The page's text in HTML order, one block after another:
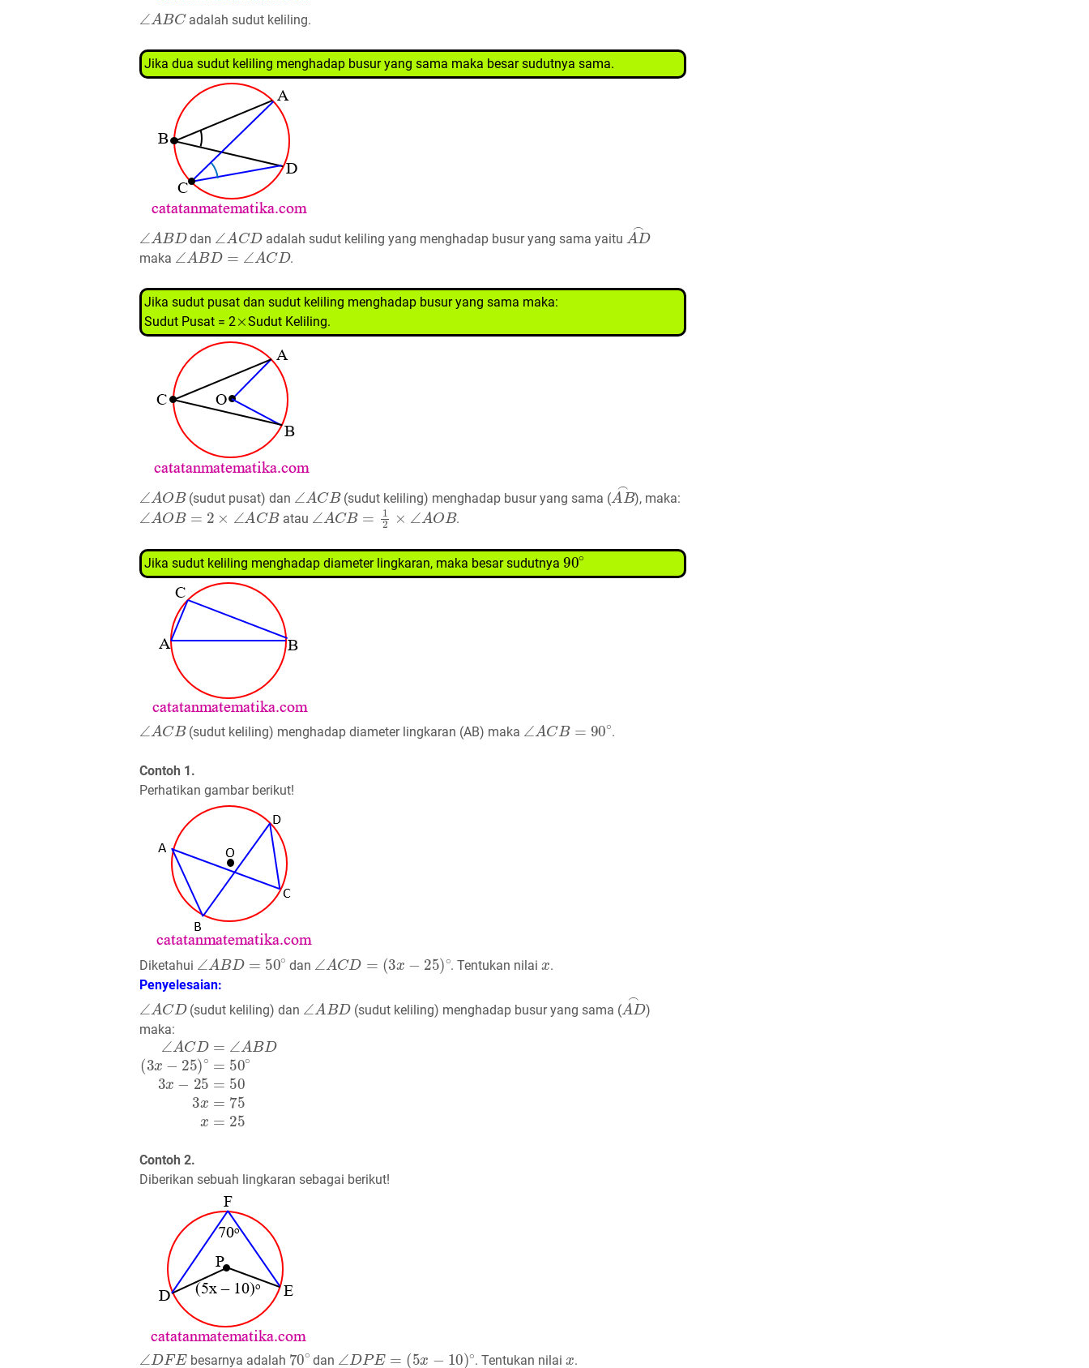
∠ A BC
adalah sudut keliling.
Jika dua sudut keliling menghadap busur yang sama maka besar sudutnya sama.
∠ A BD
dan
∠ A CD
adalah sudut keliling yang menghadap busur yang sama yaitu
AD⌢
maka
∠ ABD=∠ACD
.
Jika sudut pusat dan sudut keliling menghadap busur yang sama maka:
Sudut Pusat = 2
×
Sudut Keliling.
∠ A O B
(sudut pusat) dan
∠ A CB
(sudut keliling) menghadap busur yang sama (
AB⌢
), maka:
∠AOB=2×∠ACB
atau
∠ ACB=12×∠AOB
.
Jika sudut keliling menghadap diameter lingkaran, maka besar sudutnya
90∘
∠ A CB
(sudut keliling) menghadap diameter lingkaran (AB) maka
∠ A CB= 90∘
.
Contoh 1.
Perhatikan gambar berikut!
Diketahui
∠ A BD= ∘
dan
∠ A CD= x− ∘
. Tentukan nilai
.
Penyelesaian:
∠ A CD
(sudut keliling) dan
∠ A BD
(sudut keliling) menghadap busur yang sama (
AD⌢
)
maka:
∠AC =∠A BD(3
Contoh 2.
Diberikan sebuah lingkaran sebagai berikut!
∠D FE
besarnya adalah
70∘
dan
∠D PE= x− ∘
. Tentukan nilai .